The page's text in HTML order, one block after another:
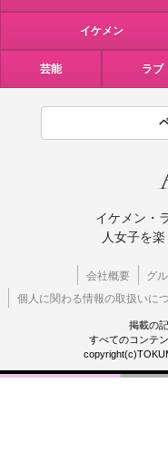
イケメン
芸能 ラブ
イケメン・
人女子を
会社概要
グ
個人に関わる情報の取扱いに
掲載の
すべてのコンテ